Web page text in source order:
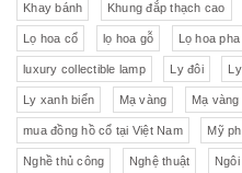
Khay bánh Khung đắp thạch cao
Lọ hoa cổ lọ hoa gỗ Lọ hoa pha
luxury collectible lamp Ly đôi
Ly xanh biển Mạ vàng Mạ vàng
mua đồng hồ cổ tại Việt Nam Mỹ
Nghề thủ công Nghệ thuật